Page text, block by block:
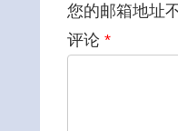
您的邮箱地址
评论 *